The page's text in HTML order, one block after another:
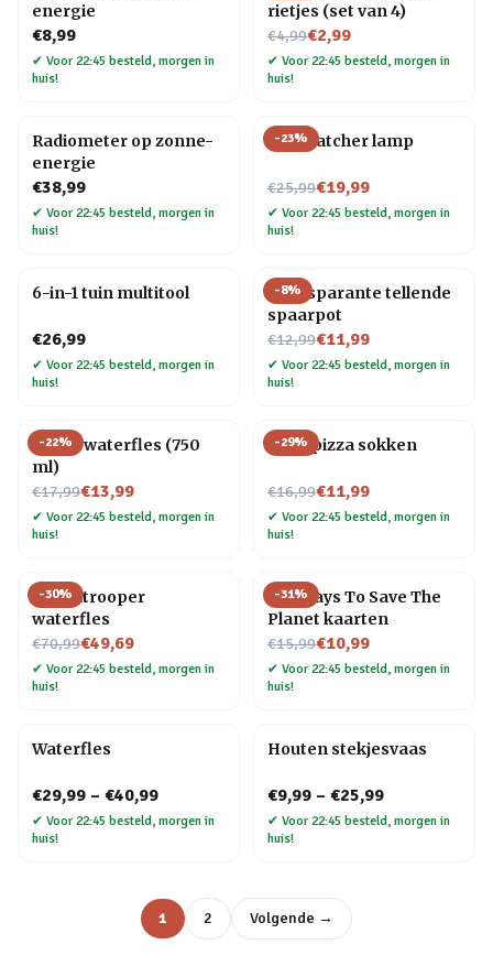
energie
€8,99
✔ Voor 22:45 besteld, morgen in
huis!
rietjes (set van 4)
€4,99
Nu voor€2,99
✔ Voor 22:45 besteld, morgen in
huis!
Radiometer op zonne-
energie
€38,99
✔ Voor 22:45 besteld, morgen in
huis!
-23%
Star Catcher lamp
€25,99
Nu voor€19,99
✔ Voor 22:45 besteld, morgen in
huis!
6-in-1 tuin multitool
€26,99
✔ Voor 22:45 besteld, morgen in
huis!
-8%
Transparante tellende
spaarpot
€12,99
Nu voor€11,99
✔ Voor 22:45 besteld, morgen in
huis!
-22%
Platte waterfles (750
ml)
€17,99
Nu voor€13,99
✔ Voor 22:45 besteld, morgen in
huis!
-29%
Vega pizza sokken
€16,99
Nu voor€11,99
✔ Voor 22:45 besteld, morgen in
huis!
-30%
Stormtrooper
waterfles
€70,99
Nu voor€49,69
✔ Voor 22:45 besteld, morgen in
huis!
-31%
100 Ways To Save The
Planet kaarten
€15,99
Nu voor€10,99
✔ Voor 22:45 besteld, morgen in
huis!
Waterfles
€29,99 – €40,99
✔ Voor 22:45 besteld, morgen in
huis!
Houten stekjesvaas
€9,99 – €25,99
✔ Voor 22:45 besteld, morgen in
huis!
1 2 Volgende →